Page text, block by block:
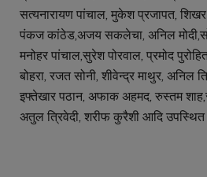
सत्यनारायण पांचाल, मुकेश प्रजापत, शिखर
पंकज कांठेड,अजय सकलेचा, अनिल
मनोहर पांचाल,सुरेश पोरवाल, प्रमोद
बोहरा, रजत सोनी, शीवेन्द्र माथुर, अनिल
इफ्तेखार पठान, अफाक अहमद, रुस्तम
अतुल त्रिवेदी, शरीफ कुरैशी आदि उपस्थित